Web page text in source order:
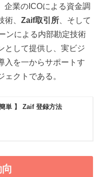
企業のICOによる資金調
術、Zaif取引所 、そして
ンによる内部勘定技術
として提供し、実ビジ
入を一からサポートす
クトである。
簡単 】 Zaif 登録方法